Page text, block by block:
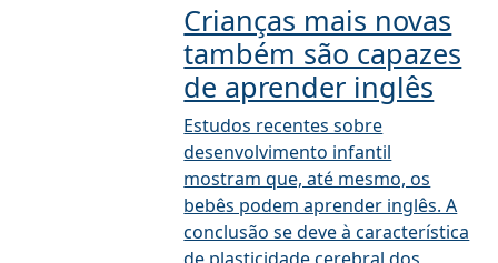
Crianças mais novas
também são capazes
de aprender inglês
Estudos recentes sobre
desenvolvimento infantil
mostram que, até mesmo, os
bebês podem aprender inglês. A
conclusão se deve à característica